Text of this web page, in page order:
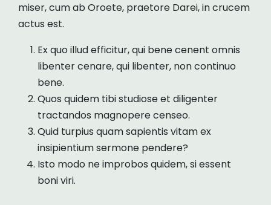
miser, cum ab Oroete, praetore Darei, in crucem
actus est.
Ex quo illud efficitur, qui bene cenent omnis
libenter cenare, qui libenter, non continuo
bene.
Quos quidem tibi studiose et diligenter
tractandos magnopere censeo.
Quid turpius quam sapientis vitam ex
insipientium sermone pendere?
Isto modo ne improbos quidem, si essent
boni viri.